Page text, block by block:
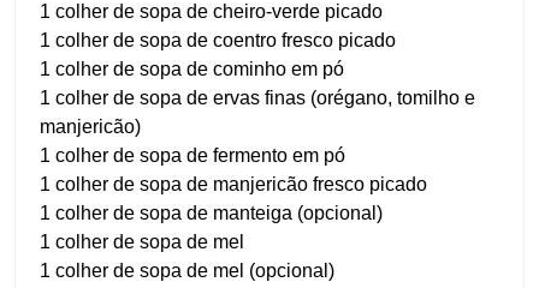
1 colher de sopa de cheiro-verde picado
1 colher de sopa de coentro fresco picado
1 colher de sopa de cominho em pó
1 colher de sopa de ervas finas (orégano, tomilho e
manjericão)
1 colher de sopa de fermento em pó
1 colher de sopa de manjericão fresco picado
1 colher de sopa de manteiga (opcional)
1 colher de sopa de mel
1 colher de sopa de mel (opcional)